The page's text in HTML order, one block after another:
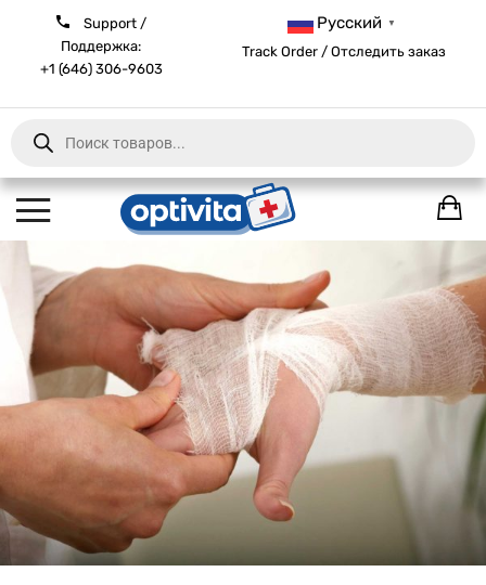
Support /
Поддержка:
+1 (646) 306-9603
Русский ▼
Track Order / Отследить заказ
Products
search